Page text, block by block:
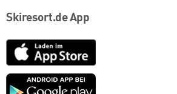
Skiresort.de App
App
Store
Google